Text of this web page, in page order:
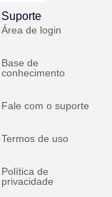
Suporte
Área de login
Base de
conhecimento
Fale com o suporte
Termos de uso
Política de
privacidade